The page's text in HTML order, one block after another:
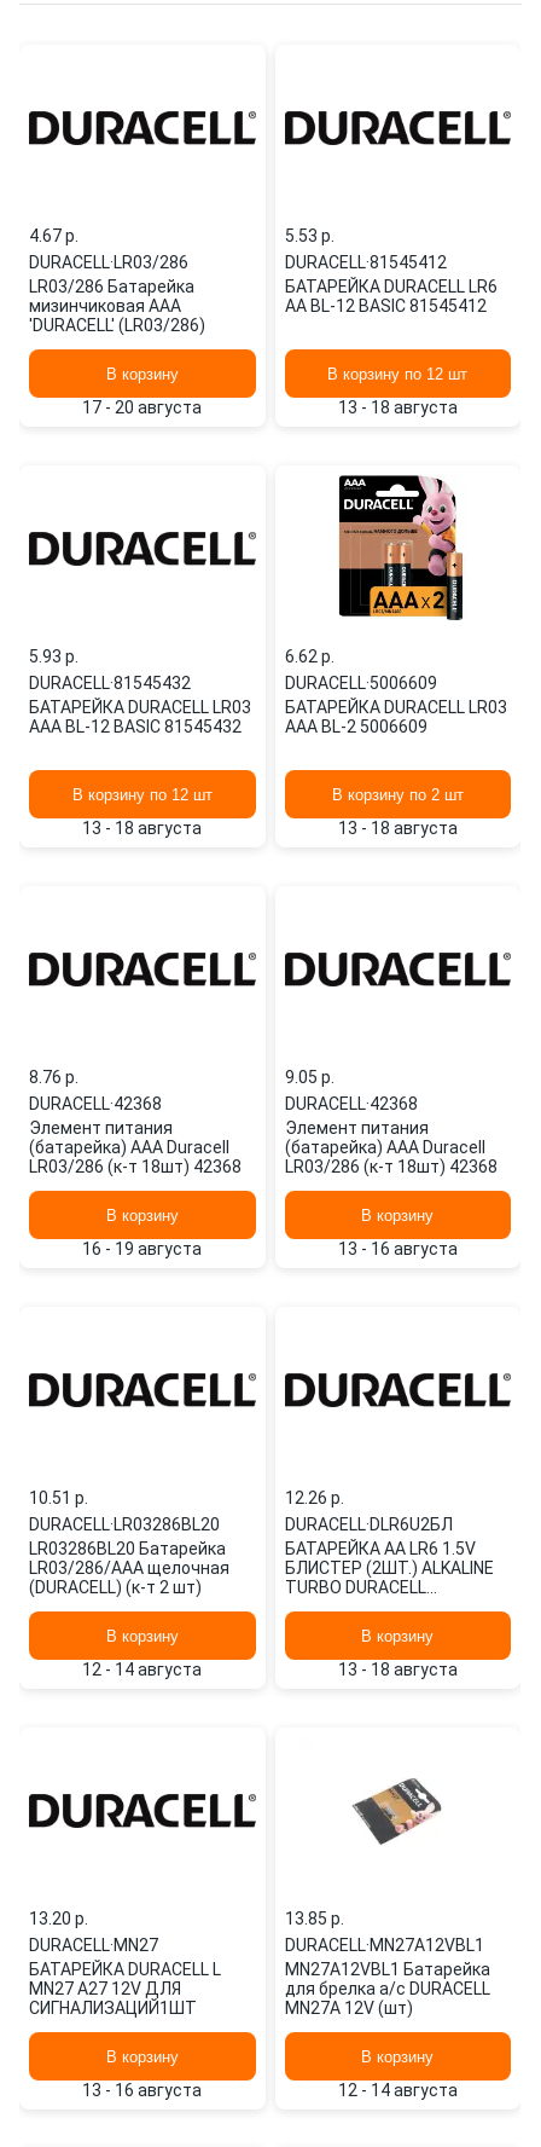
4.67 p.
DURACELL·LR03/286
LR03/286 Батарейка
мизинчиковая ААА
'DURACELL' (LR03/286)
В корзину
17 - 20 августа
5.53 p.
DURACELL·81545412
БАТАРЕЙКА DURACELL LR6
АА BL-12 BASIC 81545412
В корзину по 12 шт
13 - 18 августа
5.93 p.
DURACELL·81545432
БАТАРЕЙКА DURACELL LR03
ААА BL-12 BASIC 81545432
В корзину по 12 шт
13 - 18 августа
6.62 p.
DURACELL·5006609
БАТАРЕЙКА DURACELL LR03
ААА BL-2 5006609
В корзину по 2 шт
13 - 18 августа
8.76 p.
DURACELL·42368
Элемент питания
(батарейка) AAA Duracell
LR03/286 (к-т 18шт) 42368
В корзину
16 - 19 августа
9.05 p.
DURACELL·42368
Элемент питания
(батарейка) AAA Duracell
LR03/286 (к-т 18шт) 42368
В корзину
13 - 16 августа
10.51 p.
DURACELL·LR03286BL20
LR03286BL20 Батарейка
LR03/286/AAA щелочная
(DURACELL) (к-т 2 шт)
В корзину
12 - 14 августа
12.26 p.
DURACELL·DLR6U2БЛ
БАТАРЕЙКА AA LR6 1.5V
БЛИСТЕР (2ШТ.) ALKALINE
TURBO DURACELL
В корзину
13 - 18 августа
13.20 p.
DURACELL·MN27
БАТАРЕЙКА DURACELL L
MN27 A27 12V ДЛЯ
СИГНАЛИЗАЦИЙ1ШТ
В корзину
13 - 16 августа
13.85 p.
DURACELL·MN27A12VBL1
MN27A12VBL1 Батарейка
для брелка а/с DURACELL
MN27A 12V (шт)
В корзину
12 - 14 августа